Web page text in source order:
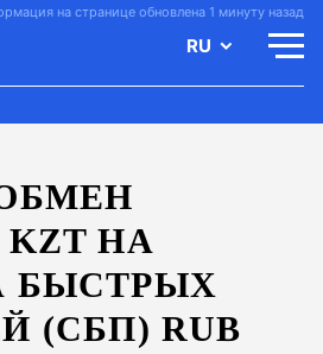
на странице обновлена 1 минуту назад
RU
KZT НА
БЫСТРЫХ
(СБП) RUB